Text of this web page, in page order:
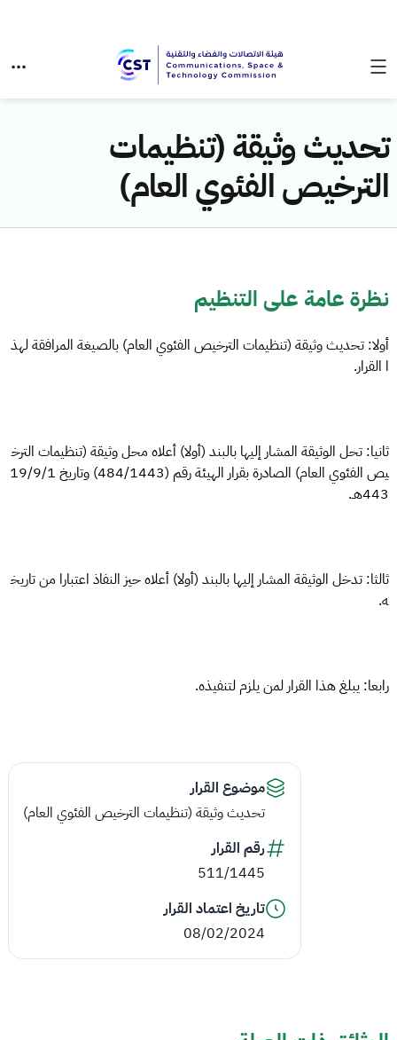
تحديث وثيقة (تنظيمات
الترخيص الفئوي العام)
نظرة عامة على التنظيم
أولا: تحديث وثيقة (تنظيمات الترخيص الفئوي العام) بالصيغة المرافقة لهذ
ا القرار.
ثانيا: تحل الوثيقة المشار إليها بالبند (أولا) أعلاه محل وثيقة (تنظيمات الترخ
يص الفئوي العام) الصادرة بقرار الهيئة رقم (484/1443) وتاريخ 19/9/1
443هـ.
ثالثا: تدخل الوثيقة المشار إليها بالبند (أولا) أعلاه حيز النفاذ اعتبارا من تاريخ
ه.
رابعا: يبلغ هذا القرار لمن يلزم لتنفيذه.
موضوع القرار
تحديث وثيقة (تنظيمات الترخيص الفئوي العام)
رقم القرار
511/1445
تاريخ اعتماد القرار
08/02/2024